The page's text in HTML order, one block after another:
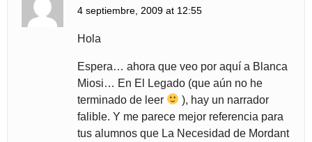
4 septiembre, 2009 at 12:55
Hola
Espera… ahora que veo por aquí a Blanca
Miosi… En El Legado (que aún no he
terminado de leer
), hay un narrador
falible. Y me parece mejor referencia para
tus alumnos que La Necesidad de Mordant